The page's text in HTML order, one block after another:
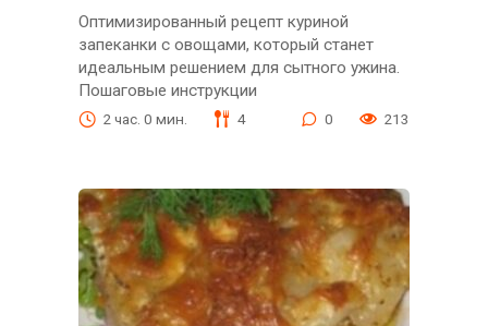
Оптимизированный рецепт куриной
запеканки с овощами, который станет
идеальным решением для сытного ужина.
Пошаговые инструкции
2 час. 0 мин. 4 0 213